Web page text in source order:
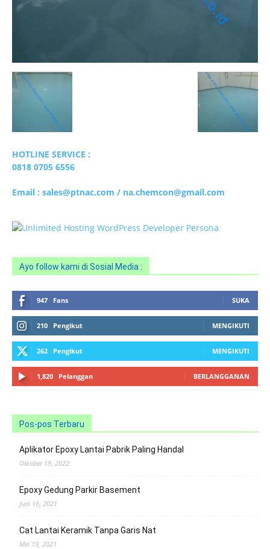
HOTLINE SERVICE :
0818 0705 6556
Email : sales@ptnac.com / na.chemcon@gmail.com
Ayo follow kami di Sosial Media :
947 Fans SUKA
210 Pengikut MENGIKUTI
262 Pengikut MENGIKUTI
1,820 Pelanggan BERLANGGANAN
Pos-pos Terbaru
Aplikator Epoxy Lantai Pabrik Paling Handal
Oktober 19, 2022
Epoxy Gedung Parkir Basement
Juni 16, 2021
Cat Lantai Keramik Tanpa Garis Nat
Mei 19, 2021